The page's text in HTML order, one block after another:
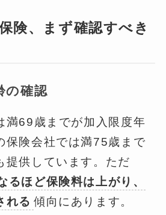
険、まず確認すべき
の確認
満69歳までが加入限度年
保険会社では満75歳まで
提供しています。ただ
るほど保険料は上がり、
れる 傾向にあります。